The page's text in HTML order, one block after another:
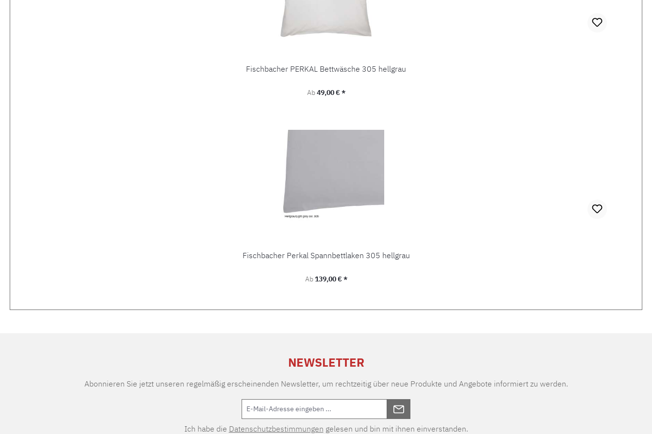
Fischbacher PERKAL Bettwäsche 305 hellgrau
Regulärer Preis:
Ab49,00 € *
Fischbacher Perkal Spannbettlaken 305 hellgrau
Regulärer Preis:
Ab139,00 € *
NEWSLETTER
Abonnieren Sie jetzt unseren regelmäßig erscheinenden Newsletter, um rechtzeitig über neue Produkte und Angebote informiert zu werden.
Ich habe die Datenschutzbestimmungen gelesen und bin mit ihnen einverstanden.